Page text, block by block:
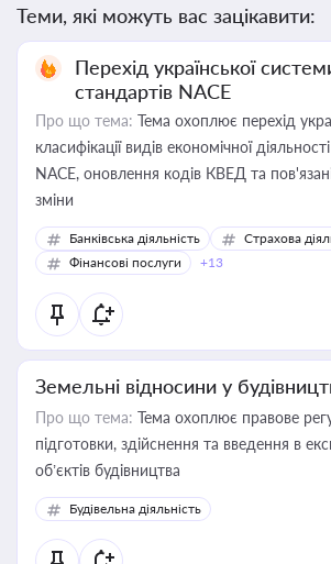
Теми, які можуть вас зацікавити:
Перехід української
стандартів NACE
Про що тема: Тема охоплює перехід
класифікації видів економічної
NACE, оновлення кодів КВЕД та
зміни
Банківська діяльність
Страхова
Фінансові послуги
+13
Земельні відносини у
Про що тема: Тема охоплює правове
підготовки, здійснення та введення в
об’єктів будівництва
Будівельна діяльність